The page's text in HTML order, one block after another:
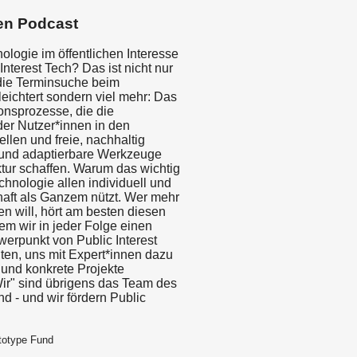
Podcast
im öffentlichen Interesse
Tech? Das ist nicht nur
Terminsuche beim
sondern viel mehr: Das
die die
Nutzer*innen in den
und freie, nachhaltig
adaptierbare Werkzeuge
schaffen. Warum das wichtig
allen individuell und
als Ganzem nützt. Wer mehr
will, hört am besten diesen
wir in jeder Folge einen
von Public Interest
uns mit Expert*innen dazu
konkrete Projekte
sind übrigens das Team des
- und wir fördern Public
Fund